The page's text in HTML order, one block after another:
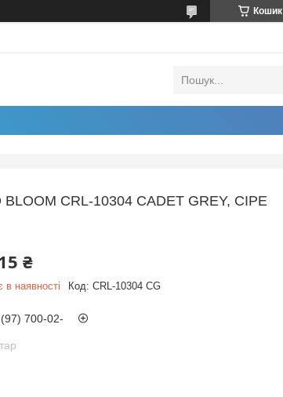
Кошик
CRL-10304 CADET GREY, СІРЕ
₴
в наявності Код: CRL-10304 CG
700-02-